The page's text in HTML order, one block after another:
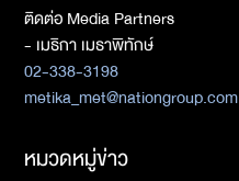
ติดต่อ Media Partners
- เมธิกา เมธาพิทักษ์
02-338-3198
metika_met@nationgroup.com
หมวดหมู่ข่าว